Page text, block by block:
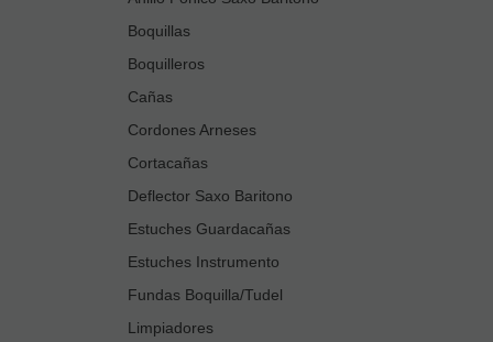
Boquillas
Boquilleros
Cañas
Cordones Arneses
Cortacañas
Deflector Saxo Baritono
Estuches Guardacañas
Estuches Instrumento
Fundas Boquilla/Tudel
Limpiadores